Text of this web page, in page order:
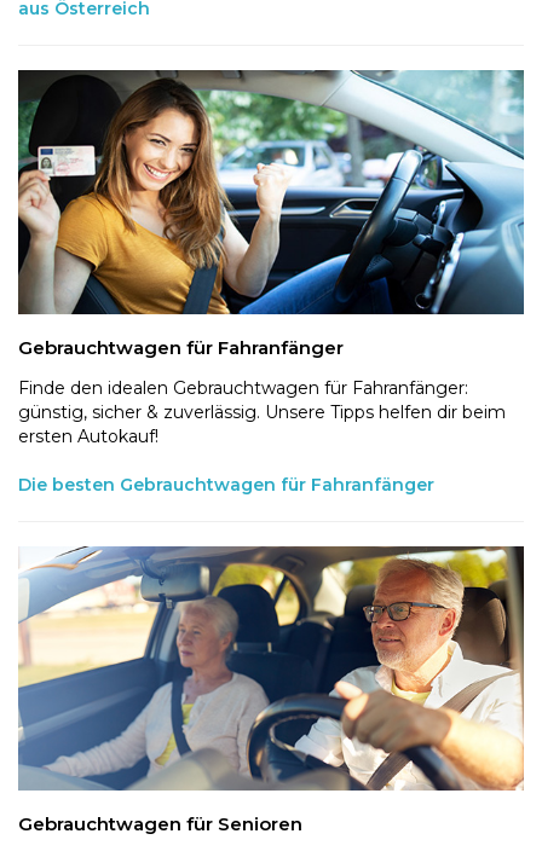
aus Österreich
Gebrauchtwagen für Fahranfänger
Finde den idealen Gebrauchtwagen für Fahranfänger:
günstig, sicher & zuverlässig. Unsere Tipps helfen dir beim
ersten Autokauf!
Die besten Gebrauchtwagen für Fahranfänger
Gebrauchtwagen für Senioren